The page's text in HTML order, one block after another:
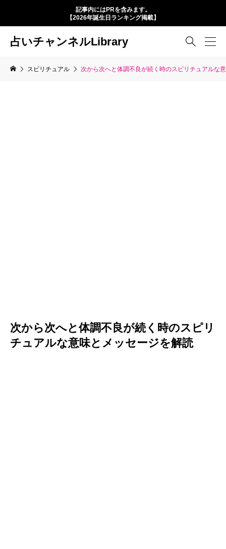
記事内にはPRを含みます。
【2026年誕生日ランキング掲載】
占いチャンネルLibrary 
スピリチュアル 次から次へと体調不良が続く時のスピリチュアルな
次から次へと体調不良が続く時のスピリ
チュアルな意味とメッセージを解読